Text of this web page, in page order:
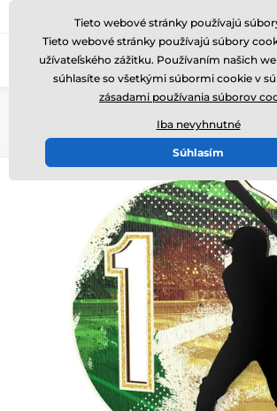
Zavolajte nám (Po-Pi 8-17)
Tieto webové stránky používajú
Tieto webové stránky používajú súbory
užívateľského zážitku. Používaním našich
súhlasíte so všetkými súbormi cookie v
zásadami používania súborov
Iba nevyhnutné
Súhlasím